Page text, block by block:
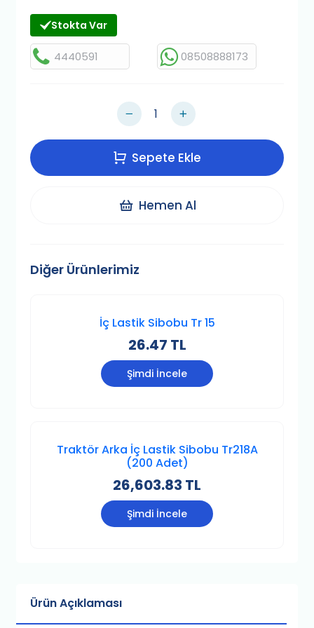
Stokta Var
4440591 08508888173
Sepete Ekle
Hemen Al
Diğer Ürünlerimiz
İç Lastik Sibobu Tr 15
26.47 TL
Şimdi İncele
Traktör Arka İç Lastik Sibobu Tr218A
(200 Adet)
26,603.83 TL
Şimdi İncele
Ürün Açıklaması